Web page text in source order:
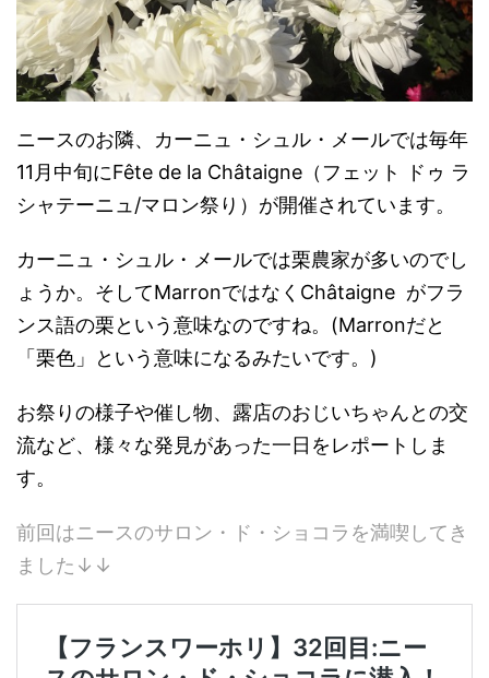
ニースのお隣、カーニュ・シュル・メールでは毎年
11月中旬にFête de la Châtaigne（フェット ドゥ ラ
シャテーニュ/マロン祭り）が開催されています。
カーニュ・シュル・メールでは栗農家が多いのでし
ょうか。そしてMarronではなくChâtaigne がフラ
ンス語の栗という意味なのですね。(Marronだと
「栗色」という意味になるみたいです。)
お祭りの様子や催し物、露店のおじいちゃんとの交
流など、様々な発見があった一日をレポートしま
す。
前回はニースのサロン・ド・ショコラを満喫してき
ました↓↓